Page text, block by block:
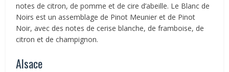
notes de citron, de pomme et de cire d’abeille. Le Blanc de
Noirs est un assemblage de Pinot Meunier et de Pinot
Noir, avec des notes de cerise blanche, de framboise, de
citron et de champignon.
Alsace